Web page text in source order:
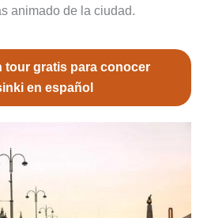
animado de la ciudad.
tour gratis para conocer
en español